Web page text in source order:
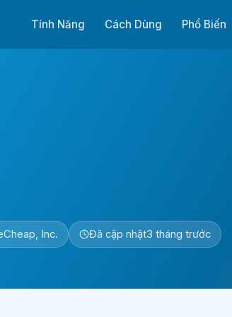
Tính Năng Cách Dùng Phổ Biến
Inc. Đã cập nhật3 tháng trước